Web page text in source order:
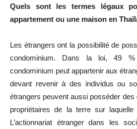
Quels sont les termes légaux
appartement ou une maison en
Les étrangers ont la possibilité de
condominium. Dans la loi, 49
condominium peut appartenir aux
devant revenir à des individus ou
étrangers peuvent aussi posséder
propriétaires de la terre sur
L’actionnariat étranger dans les